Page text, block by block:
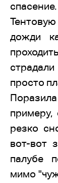
спасение.
дожди
просто
примеру,
резко
вот-вот
палубе
мимо